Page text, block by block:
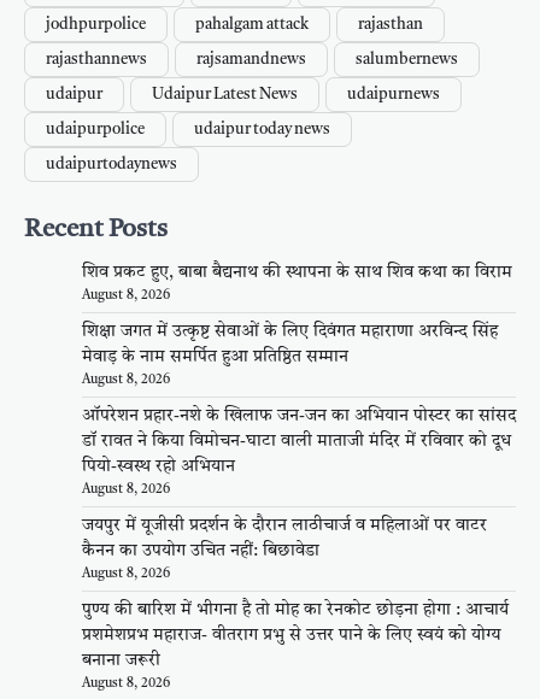
jodhpurpolice pahalgam attack rajasthan
rajasthannews rajsamandnews salumbernews
udaipur Udaipur Latest News udaipurnews
udaipurpolice udaipur today news
udaipurtodaynews
Recent Posts
शिव प्रकट हुए, बाबा बैद्यनाथ की स्थापना के साथ शिव कथा का विराम
August 8, 2026
शिक्षा जगत में उत्कृष्ट सेवाओं के लिए दिवंगत महाराणा अरविन्द सिंह
मेवाड़ के नाम समर्पित हुआ प्रतिष्ठित सम्मान
August 8, 2026
ऑपरेशन प्रहार-नशे के खिलाफ जन-जन का अभियान पोस्टर का सांसद
डॉ रावत ने किया विमोचन-घाटा वाली माताजी मंदिर में रविवार को दूध
पियो-स्वस्थ रहो अभियान
August 8, 2026
जयपुर में यूजीसी प्रदर्शन के दौरान लाठीचार्ज व महिलाओं पर वाटर
कैनन का उपयोग उचित नहीं: बिछावेडा
August 8, 2026
पुण्य की बारिश में भीगना है तो मोह का रेनकोट छोड़ना होगा : आचार्य
प्रशमेशप्रभ महाराज- वीतराग प्रभु से उत्तर पाने के लिए स्वयं को योग्य
बनाना जरूरी
August 8, 2026